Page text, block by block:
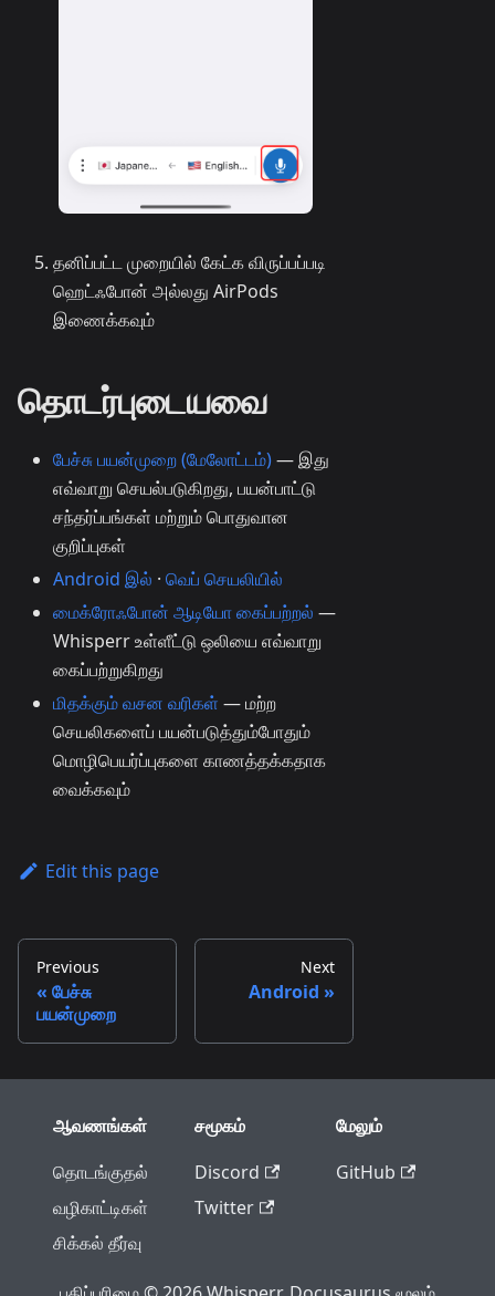
தனிப்பட்ட முறையில் கேட்க விருப்பப்படி
ஹெட்ஃபோன் அல்லது AirPods
இணைக்கவும்
தொடர்புடையவை
பேச்சு பயன்முறை (மேலோட்டம்)— இது
எவ்வாறு செயல்படுகிறது, பயன்பாட்டு
சந்தர்ப்பங்கள் மற்றும் பொதுவான
குறிப்புகள்
Android இல் · வெப் செயலியில்
மைக்ரோஃபோன் ஆடியோ கைப்பற்றல் —
Whisperr உள்ளீட்டு ஒலியை எவ்வாறு
கைப்பற்றுகிறது
மிதக்கும் வசன வரிகள் — மற்ற
செயலிகளைப் பயன்படுத்தும்போதும்
மொழிபெயர்ப்புகளை காணத்தக்கதாக
வைக்கவும்
Edit this page
Previous
பேச்சு
பயன்முறை
Next
Android
ஆவணங்கள்
தொடங்குதல்
வழிகாட்டிகள்
சிக்கல் தீர்வு
சமூகம்
Discord
Twitter
மேலும்
GitHub